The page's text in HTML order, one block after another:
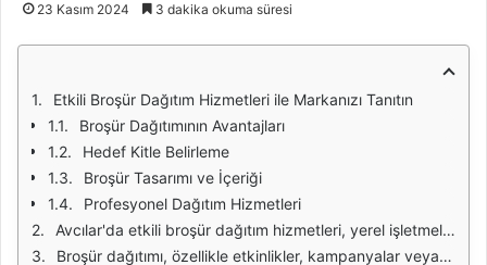
23 Kasım 2024 3 dakika okuma süresi
Etkili Broşür Dağıtım Hizmetleri ile Markanızı Tanıtın
Broşür Dağıtımının Avantajları
Hedef Kitle Belirleme
Broşür Tasarımı ve İçeriği
Profesyonel Dağıtım Hizmetleri
Avcılar'da etkili broşür dağıtım hizmetleri, yerel işletmelerin ve organizasyonların hedef kitlelerine ulaşmalarında önemli bir araçtır. Bu hizmetler, belirli bir bölgede hedeflenen demografik gruplara ulaşarak, markaların veya hizmetlerin daha geniş bir kitleye tanıtılmasını sağlar. Broşürler, görsel açıdan çekici ve bilgilendirici bir şekilde tasarlandığında, potansiyel müşterilerin dikkatini çekmekte büyük rol oynar.
Broşür dağıtımı, özellikle etkinlikler, kampanyalar veya yeni ürün tanıtımları gibi özel durumlarda oldukça etkilidir. Avcılar'da bu hizmeti sunan profesyonel ekipler, dağıtım stratejilerini geliştirerek, doğru zamanda ve doğru yerde potansiyel müşterilere ulaşmayı hedefler. Bu, işletmelerin müşteri kazanma oranlarını artırmalarına yardımcı olur.